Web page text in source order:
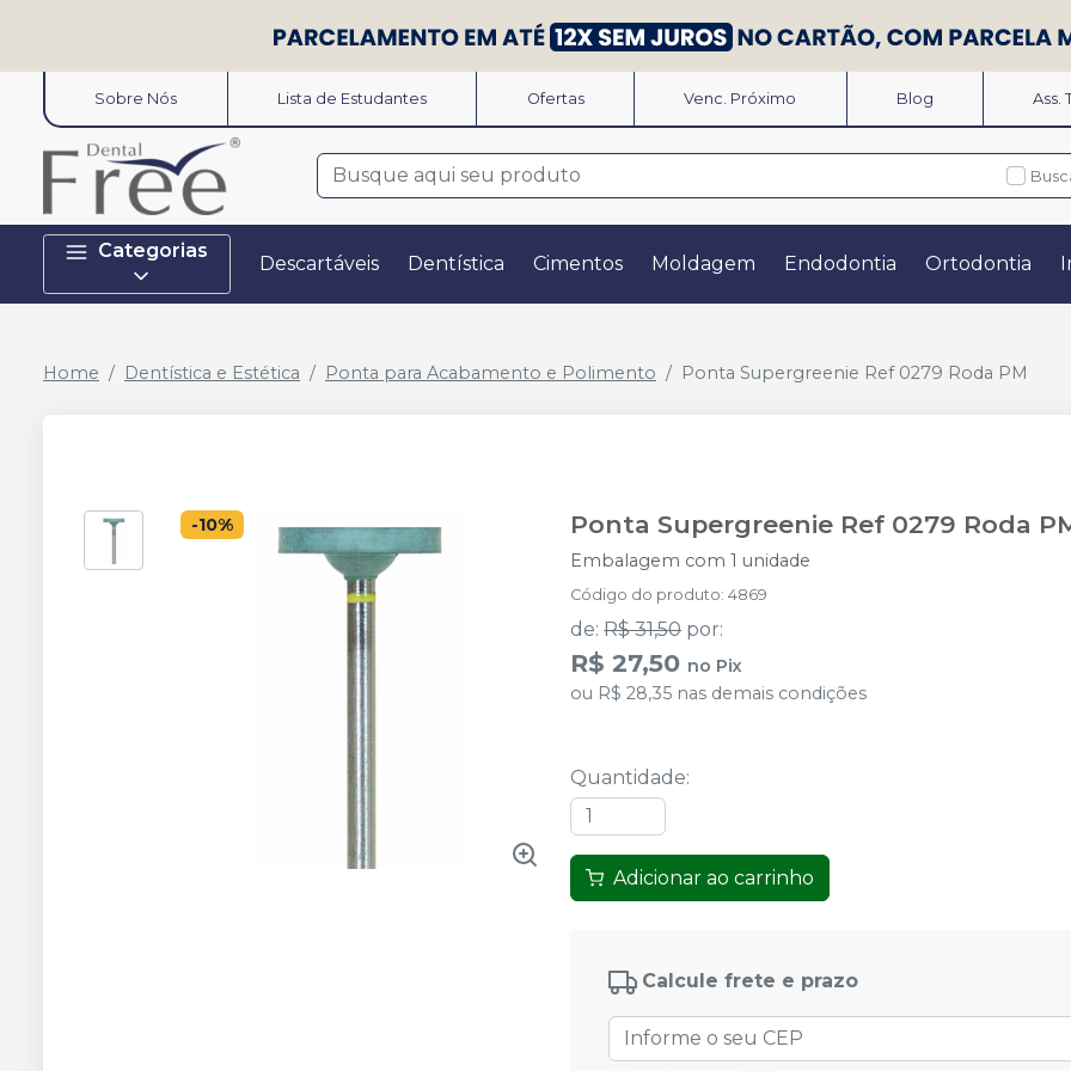
Sobre Nós Lista de Estudantes Ofertas Venc. Próximo Blog Ass.
Categorias
Descartáveis Dentística Cimentos Moldagem Endodontia Ortodontia
Home Dentística e Estética Ponta para Acabamento e Polimento Ponta Supergreenie Ref 0279 Roda PM
-10% Ponta Supergreenie Ref 0279 Roda
Embalagem com 1 unidade
Código do produto:4869
de: R$ 31,50 por:
R$ 27,50 no Pix
ou R$ 28,35 nas demais condições
Quantidade:
Adicionar ao carrinho
Calcule frete e prazo